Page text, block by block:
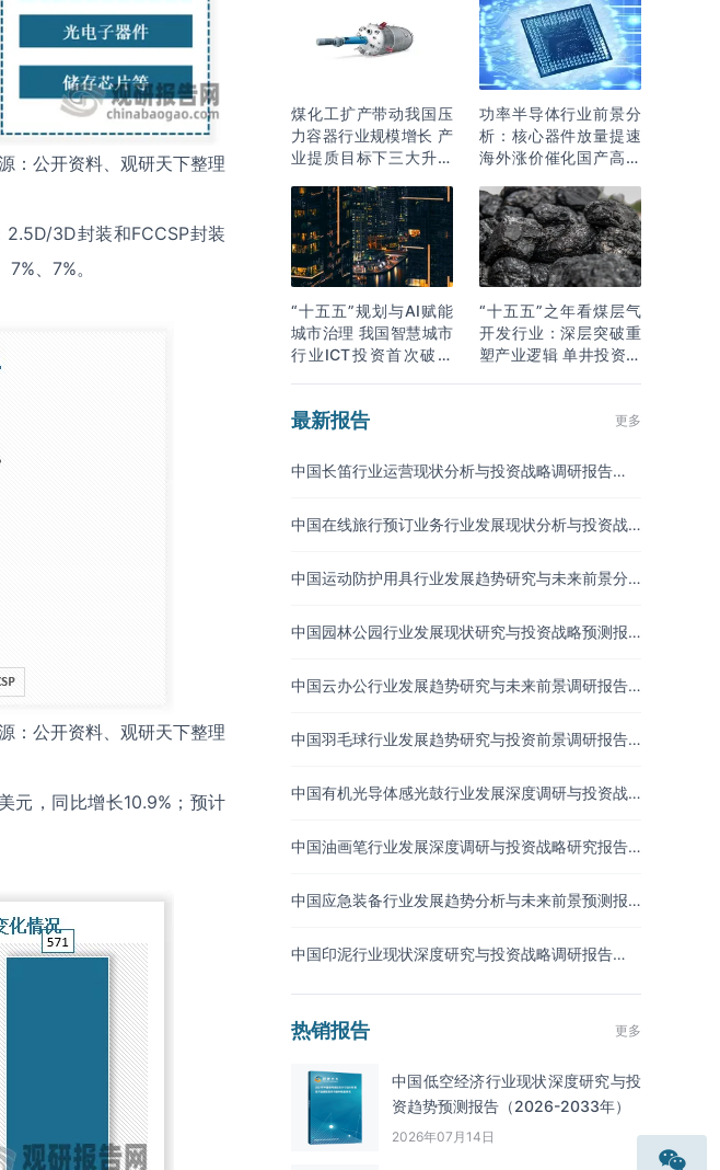
：公开资料、观研天下整理
2.5D/3D封装和FCCSP封装
、7%。
：公开资料、观研天下整理
元，同比增长10.9%；预计
煤化工扩产带动我国压
力容器行业规模增长 产
业提质目标下三大升级
功率半导体行业前景分
析：核心器件放量提速
海外涨价催化国产高端
“十五五”规划与AI赋能
城市治理 我国智慧城市
行业ICT投资首次破万
“十五五”之年看煤层气
开发行业：深层突破重
塑产业逻辑 单井投资成
最新报告 更多
中国长笛行业运营现状分析与投资战略调研报告
中国在线旅行预订业务行业发展现状分析与投资战
中国运动防护用具行业发展趋势研究与未来前景分
中国园林公园行业发展现状研究与投资战略预测报
中国云办公行业发展趋势研究与未来前景调研报告
中国羽毛球行业发展趋势研究与投资前景调研报告
中国有机光导体感光鼓行业发展深度调研与投资战
中国油画笔行业发展深度调研与投资战略研究报告
中国应急装备行业发展趋势分析与未来前景预测报
中国印泥行业现状深度研究与投资战略调研报告
热销报告 更多
中国低空经济行业现状深度研究与投
资趋势预测报告（2026-2033年）
2026年07月14日